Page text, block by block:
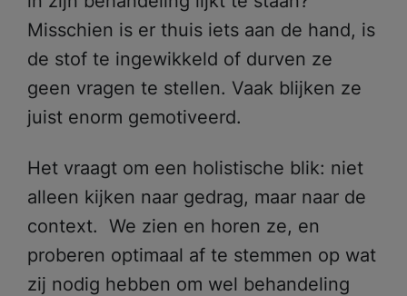
Misschien is er thuis iets aan de hand, is
de stof te ingewikkeld of durven ze
geen vragen te stellen. Vaak blijken ze
juist enorm gemotiveerd.
Het vraagt om een holistische blik: niet
alleen kijken naar gedrag, maar naar de
context. We zien en horen ze, en
proberen optimaal af te stemmen op wat
zij nodig hebben om wel behandeling